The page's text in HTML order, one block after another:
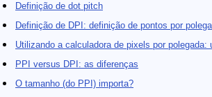
Definição de dot pitch
Definição de DPI: definição de pontos por
Utilizando a calculadora de pixels por polegada:
PPI versus DPI: as diferenças
O tamanho (do PPI) importa?